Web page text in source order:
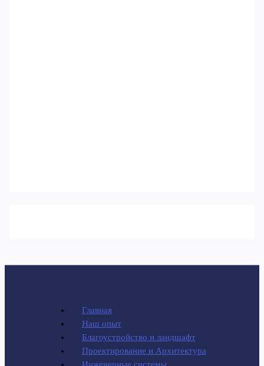
Главная
Наш опыт
Благоустройство и ландшафт
Проектирование и Архитектура